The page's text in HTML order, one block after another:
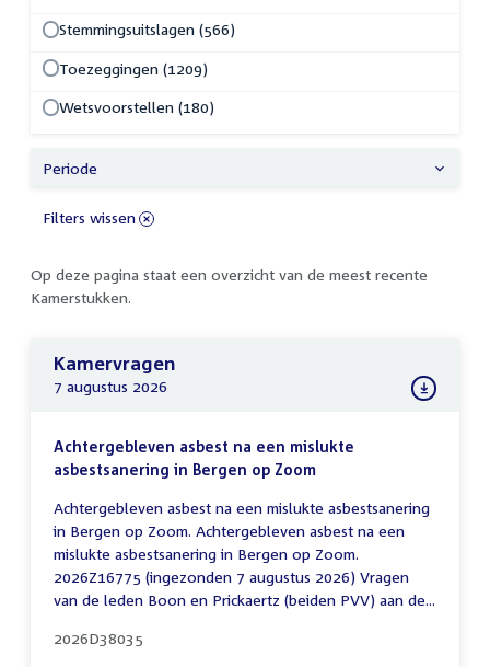
Op deze pagina staat een overzicht van de meest recente
Kamerstukken.
Kamervragen
7 augustus 2026
Achtergebleven asbest na een mislukte
asbestsanering in Bergen op Zoom
Achtergebleven asbest na een mislukte asbestsanering
in Bergen op Zoom. Achtergebleven asbest na een
mislukte asbestsanering in Bergen op Zoom.
2026Z16775 (ingezonden 7 augustus 2026) Vragen
van de leden Boon en Prickaertz (beiden PVV) aan de...
2026D38035
Stemmingsuitslagen (566)
Toezeggingen (1209)
Wetsvoorstellen (180)
Periode
Filters wissen